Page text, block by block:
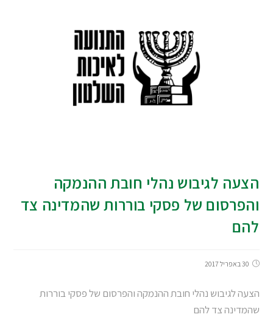
הצעה לגיבוש נהלי חובת ההנמקה
והפרסום של פסקי בוררות שהמדינה צד
להם
30 באפריל 2017
הצעה לגיבוש נהלי חובת ההנמקה והפרסום של פסקי בוררות
שהמדינה צד להם